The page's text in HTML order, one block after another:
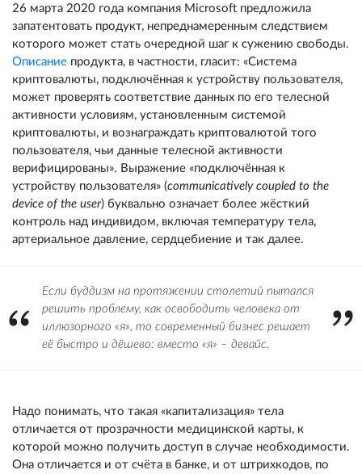
26 марта 2020 года компания Microsoft предложила
запатентовать продукт, непреднамеренным следствием
которого может стать очередной шаг к сужению свободы.
Описание продукта, в частности, гласит: «Система
криптовалюты, подключённая к устройству пользователя,
может проверять соответствие данных по его телесной
активности условиям, установленным системой
криптовалюты, и вознаграждать криптовалютой того
пользователя, чьи данные телесной активности
верифицированы». Выражение «подключённая к
устройству пользователя» (communicatively coupled to the
device of the user) буквально означает более жёсткий
контроль над индивидом, включая температуру тела,
артериальное давление, сердцебиение и так далее.
Если буддизм на протяжении столетий пытался
решить проблему, как освободить человека от
иллюзорного «я», то современный бизнес решает
её быстро и дёшево: вместо «я» – девайс.
Надо понимать, что такая «капитализация» тела
отличается от прозрачности медицинской карты, к
которой можно получить доступ в случае необходимости.
Она отличается и от счёта в банке, и от штрихкодов, по